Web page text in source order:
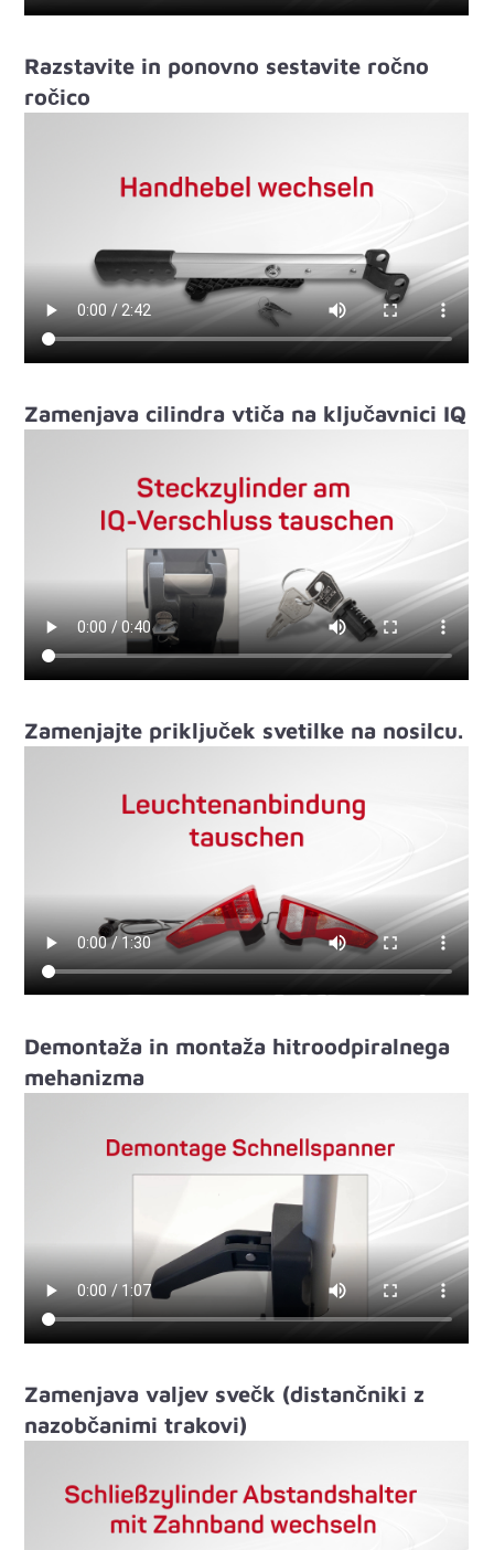
Razstavite in ponovno sestavite ročno
ročico
Zamenjava cilindra vtiča na ključavnici IQ
Zamenjajte priključek svetilke na nosilcu.
Demontaža in montaža hitroodpiralnega
mehanizma
Zamenjava valjev svečk (distančniki z
nazobčanimi trakovi)